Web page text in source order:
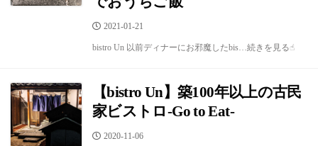
公
日
2021-01-21
bistro Un 以前ディナーにお邪魔したbis…続きを見る☝︎
【bistro Un】築100年以上の古民
家ビストロ-Go to Eat-
公
2020-11-06